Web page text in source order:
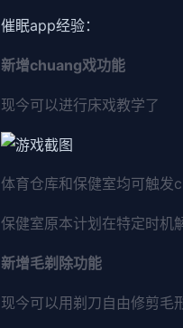
催眠app经验：
新增chuang戏功能
现今可以进行床戏教学了
体育仓库和保健室均可触发
保健室原本计划在特定时机
新增毛剃除功能
现今可以用剃刀自由修剪毛